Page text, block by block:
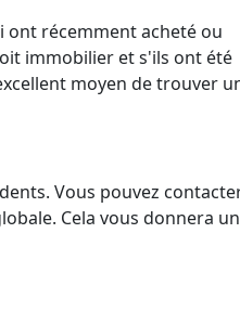
ont récemment acheté ou
immobilier et s'ils ont été
moyen de trouver
Vous pouvez
Cela vous donnera